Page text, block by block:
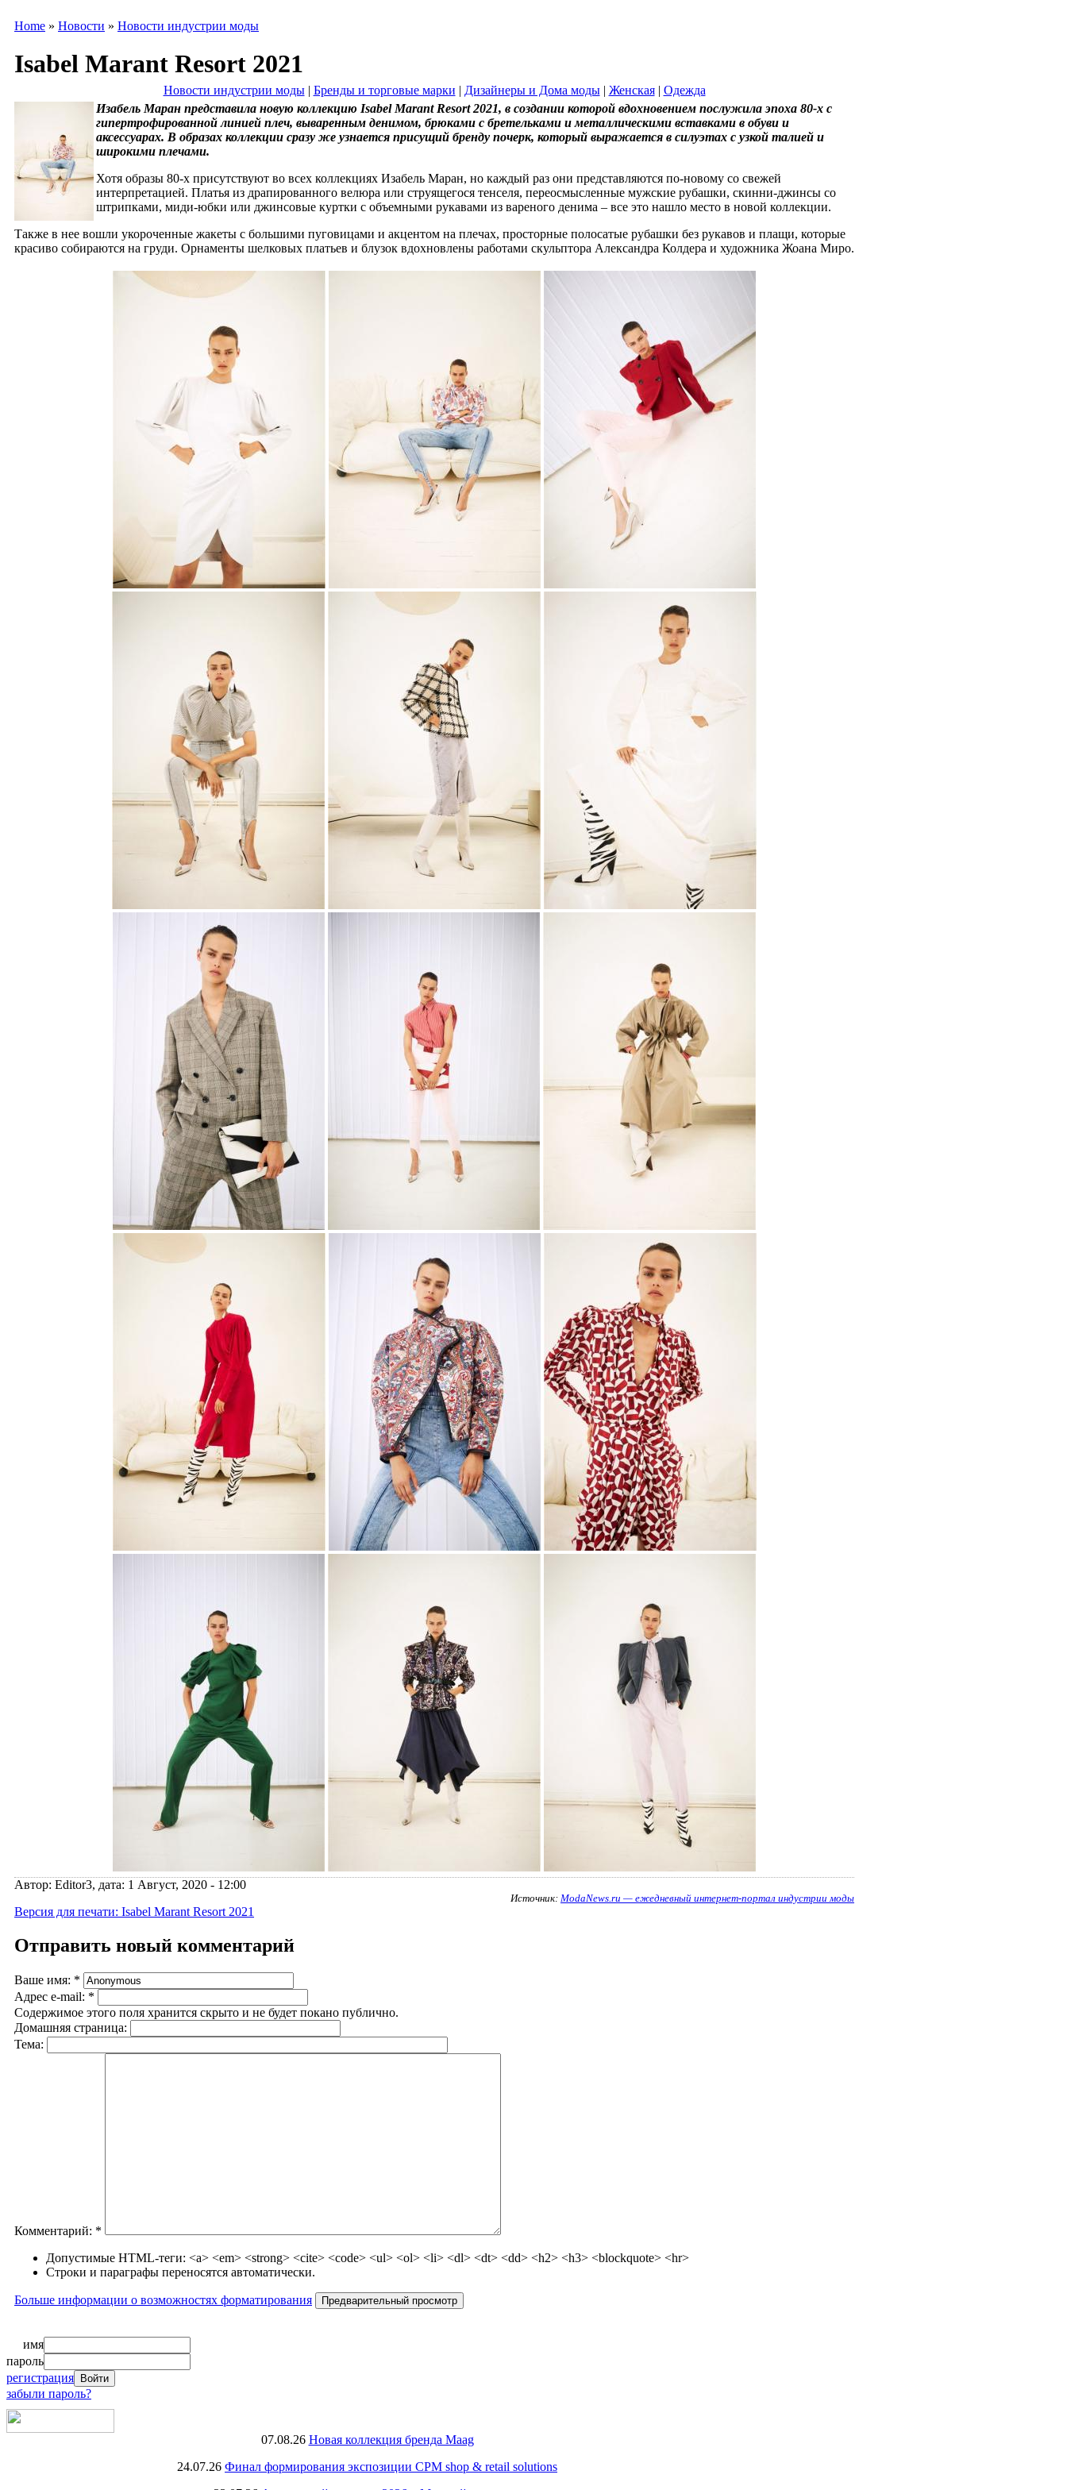
Home » Новости » Новости индустрии моды
Isabel Marant Resort 2021
Новости индустрии моды| Бренды и торговые марки | Дизайнеры и Дома моды| Женская| Одежда
Изабель Маран представила новую коллекцию Isabel Marant Resort 2021, в создании которой вдохновением послужила эпоха 80-х с
гипертрофированной линией плеч, вываренным денимом, брюками с бретельками и металлическими вставками в обуви и
аксессуарах. В образах коллекции сразу же узнается присущий бренду почерк, который выражается в силуэтах с узкой талией и
широкими плечами.
Хотя образы 80-х присутствуют во всех коллекциях Изабель Маран, но каждый раз они представляются по-новому со свежей
интерпретацией. Платья из драпированного велюра или струящегося тенселя, переосмысленные мужские рубашки, скинни-джинсы со
штрипками, миди-юбки или джинсовые куртки с объемными рукавами из вареного денима ‒ все это нашло место в новой коллекции.
Также в нее вошли укороченные жакеты с большими пуговицами и акцентом на плечах, просторные полосатые рубашки без рукавов и плащи, которые
красиво собираются на груди. Орнаменты шелковых платьев и блузок вдохновлены работами скульптора Александра Колдера и художника Жоана Миро.
Автор: Editor3, дата: 1 Август, 2020 - 12:00
Источник: ModaNews.ru — ежедневный интернет-портал индустрии моды
Версия для печати: Isabel Marant Resort 2021
Отправить новый комментарий
Ваше имя: *
Адрес e-mail: *
Содержимое этого поля хранится скрыто и не будет покано публично.
Домашняя страница:
Тема:
Комментарий: *
Допустимые HTML-теги: <a> <em> <strong> <cite> <code> <ul> <ol> <li> <dl> <dt> <dd> <h2> <h3> <blockquote> <hr>
Строки и параграфы переносятся автоматически.
Больше информации о возможностях форматирования
имя
пароль
регистрация
забыли пароль?
07.08.26 Новая коллекция бренда Maag
24.07.26 Финал формирования экспозиции CPM shop & retail solutions